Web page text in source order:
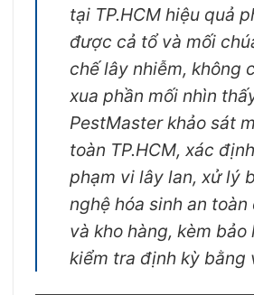
tại TP.HCM hiệu quả
được cả tổ và mối
chế lây nhiễm, không
xua phần mối nhìn
PestMaster khảo sát
toàn TP.HCM, xác
phạm vi lây lan, xử lý
nghệ hóa sinh an toàn
và kho hàng, kèm bảo
kiểm tra định kỳ bằng